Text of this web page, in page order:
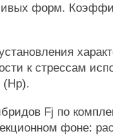
форм.
к стрессам
(Нр).
Fj по
фоне: